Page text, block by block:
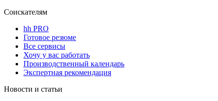
Соискателям
hh PRO
Готовое резюме
Все сервисы
Хочу у вас работать
Производственный календарь
Экспертная рекомендация
Новости и статьи